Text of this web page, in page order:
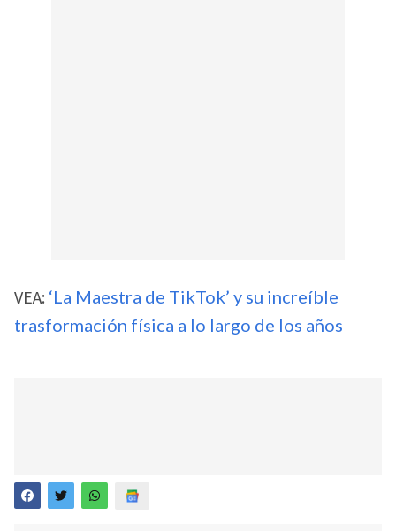
VEA: ‘La Maestra de TikTok’ y su increíble
trasformación física a lo largo de los años